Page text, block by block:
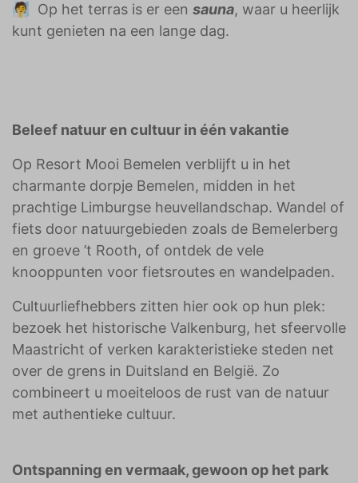
🧖 Op het terras is er een sauna, waar u heerlijk
kunt genieten na een lange dag.
Beleef natuur en cultuur in één vakantie
Op Resort Mooi Bemelen verblijft u in het
charmante dorpje Bemelen, midden in het
prachtige Limburgse heuvellandschap. Wandel of
fiets door natuurgebieden zoals de Bemelerberg
en groeve ’t Rooth, of ontdek de vele
knooppunten voor fietsroutes en wandelpaden.
Cultuurliefhebbers zitten hier ook op hun plek:
bezoek het historische Valkenburg, het sfeervolle
Maastricht of verken karakteristieke steden net
over de grens in Duitsland en België. Zo
combineert u moeiteloos de rust van de natuur
met authentieke cultuur.
Ontspanning en vermaak, gewoon op het park